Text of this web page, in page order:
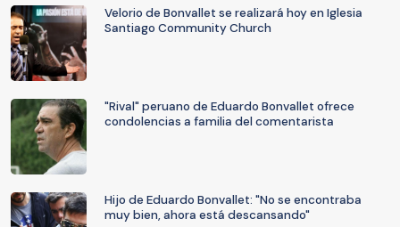
Velorio de Bonvallet se realizará hoy en Iglesia
Santiago Community Church
"Rival" peruano de Eduardo Bonvallet ofrece
condolencias a familia del comentarista
Hijo de Eduardo Bonvallet: "No se encontraba
muy bien, ahora está descansando"